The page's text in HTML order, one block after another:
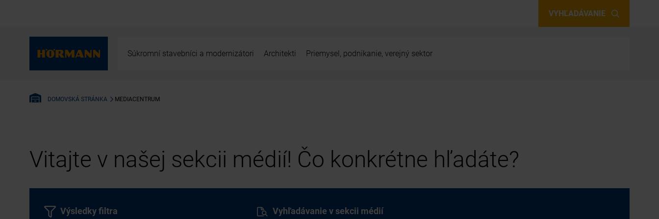
VYHĽADÁVANIE
Súkromní stavebníci a modernizátori Architekti Priemysel, podnikanie, verejný sektor
DOMOVSKÁ STRÁNKA MEDIACENTRUM
Vitajte v našej sekcii médií! Čo konkrétne hľadáte?
Vyhľadávanie v sekcii médií
Výsledky filtra